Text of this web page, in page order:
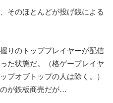
そのほとんどが投げ銭による
りのトッププレイヤーが配信
た状態だ。（格ゲープレイヤ
プオブトップの人は除く。）
が鉄板商売だが…